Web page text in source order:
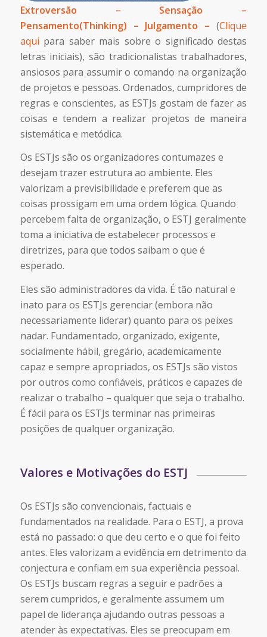
Extroversão – Sensação –
Pensamento(Thinking) – Julgamento –(Clique
aqui para saber mais sobre o significado destas
letras iniciais), são tradicionalistas trabalhadores,
ansiosos para assumir o comando na organização
de projetos e pessoas. Ordenados, cumpridores de
regras e conscientes, as ESTJs gostam de fazer as
coisas e tendem a realizar projetos de maneira
sistemática e metódica.
Os ESTJs são os organizadores contumazes e
desejam trazer estrutura ao ambiente. Eles
valorizam a previsibilidade e preferem que as
coisas prossigam em uma ordem lógica. Quando
percebem falta de organização, o ESTJ geralmente
toma a iniciativa de estabelecer processos e
diretrizes, para que todos saibam o que é
esperado.
Eles são administradores da vida. É tão natural e
inato para os ESTJs gerenciar (embora não
necessariamente liderar) quanto para os peixes
nadar. Fundamentado, organizado, exigente,
socialmente hábil, gregário, academicamente
capaz e sempre apropriados, os ESTJs são vistos
por outros como confiáveis, práticos e capazes de
realizar o trabalho – qualquer que seja o trabalho.
É fácil para os ESTJs terminar nas primeiras
posições de qualquer organização.
Valores e Motivações do ESTJ
Os ESTJs são convencionais, factuais e
fundamentados na realidade. Para o ESTJ, a prova
está no passado: o que deu certo e o que foi feito
antes. Eles valorizam a evidência em detrimento da
conjectura e confiam em sua experiência pessoal.
Os ESTJs buscam regras a seguir e padrões a
serem cumpridos, e geralmente assumem um
papel de liderança ajudando outras pessoas a
atender às expectativas. Eles se preocupam em